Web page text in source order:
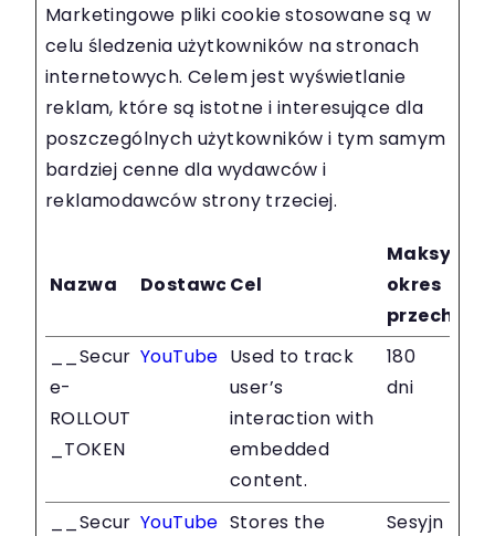
Marketingowe pliki cookie stosowane są w
celu śledzenia użytkowników na stronach
internetowych. Celem jest wyświetlanie
reklam, które są istotne i interesujące dla
poszczególnych użytkowników i tym samym
bardziej cenne dla wydawców i
reklamodawców strony trzeciej.
Nazwa DostawcaCel
okres
__Secur
e-
ROLLOUT
_TOKEN
YouTube Used to track
user’s
interaction with
embedded
content.
180
dni
__Secur YouTube Stores the
Sesyjn